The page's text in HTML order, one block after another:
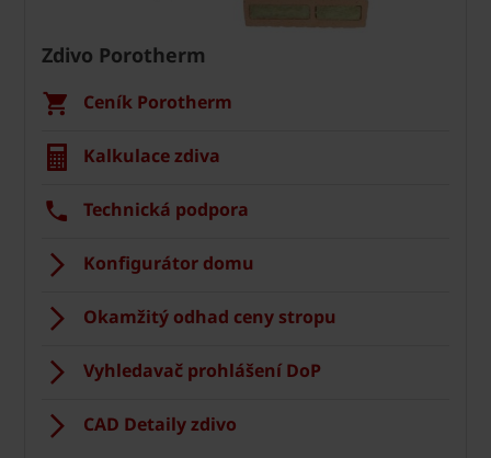
Zdivo Porotherm
Ceník Porotherm
Kalkulace zdiva
Technická podpora
Konfigurátor domu
Okamžitý odhad ceny stropu
Vyhledavač prohlášení DoP
CAD Detaily zdivo